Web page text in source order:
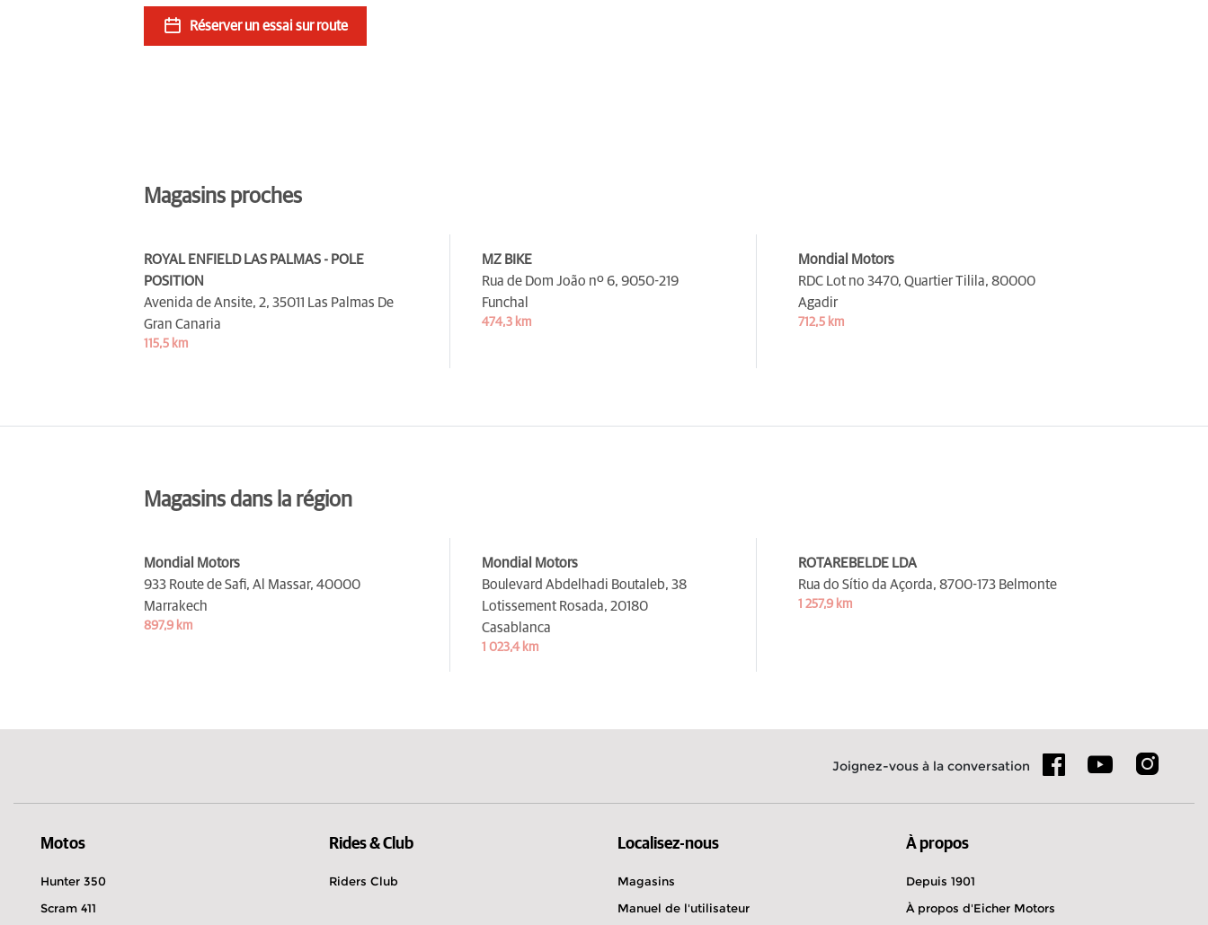
Réserver un essai sur route
Magasins proches
ROYAL ENFIELD LAS PALMAS - POLE
POSITION
Avenida de Ansite, 2, 35011 Las Palmas De
Gran Canaria
115,5 km
MZ BIKE
Rua de Dom João nº 6, 9050-219
Funchal
474,3 km
Mondial Motors
RDC Lot no 3470, Quartier Tilila, 80000
Agadir
712,5 km
Magasins dans la région
Mondial Motors
933 Route de Safi, Al Massar, 40000
Marrakech
897,9 km
Mondial Motors
Boulevard Abdelhadi Boutaleb, 38
Lotissement Rosada, 20180
Casablanca
1 023,4 km
ROTAREBELDE LDA
Rua do Sítio da Açorda, 8700-173 Belmonte
1 257,9 km
Joignez-vous à la conversation
Motos
Hunter 350
Scram 411
Rides & Club
Riders Club
Localisez-nous
Magasins
Manuel de l'utilisateur
À propos
Depuis 1901
À propos d'Eicher Motors